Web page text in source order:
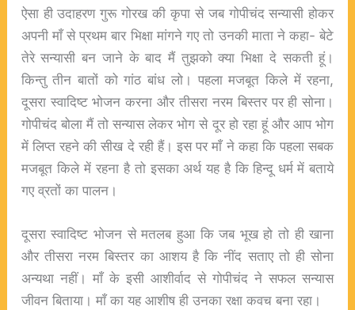
ऐसा ही उदाहरण गुरू गोरख की कृपा से जब गोपीचंद सन्यासी होकर
अपनी माँ से प्रथम बार भिक्षा मांगने गए तो उनकी माता ने कहा- बेटे
तेरे सन्यासी बन जाने के बाद मैं तुझको क्या भिक्षा दे सकती हूं।
किन्तु तीन बातों को गांठ बांध लो। पहला मजबूत किले में रहना,
दूसरा स्वादिष्ट भोजन करना और तीसरा नरम बिस्तर पर ही सोना।
गोपीचंद बोला मैं तो सन्यास लेकर भोग से दूर हो रहा हूं और आप भोग
में लिप्त रहने की सीख दे रही हैं। इस पर माँ ने कहा कि पहला सबक
मजबूत किले में रहना है तो इसका अर्थ यह है कि हिन्दू धर्म में बताये
गए व्रतों का पालन।
दूसरा स्वादिष्ट भोजन से मतलब हुआ कि जब भूख हो तो ही खाना
और तीसरा नरम बिस्तर का आशय है कि नींद सताए तो ही सोना
अन्यथा नहीं। माँ के इसी आशीर्वाद से गोपीचंद ने सफल सन्यास
जीवन बिताया। माँ का यह आशीष ही उनका रक्षा कवच बना रहा।